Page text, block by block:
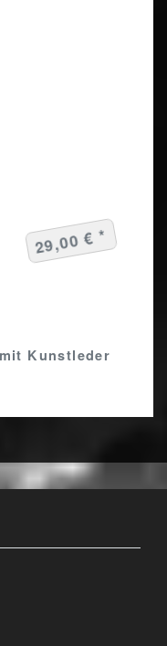
Kunstleder
29,00 € *